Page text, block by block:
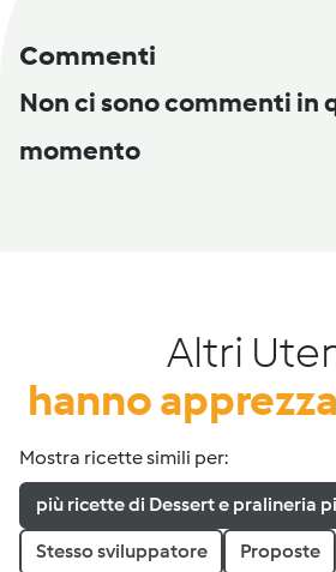
Commenti
Non ci sono commenti in
momento
Altri
hanno
Mostra ricette simili per:
più ricette di Dessert e pralineria
Stesso sviluppatore Proposte